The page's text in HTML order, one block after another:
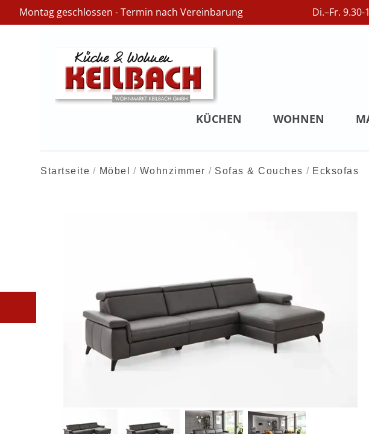
Montag geschlossen - Termin nach Vereinbarung Di.–Fr.
KÜCHEN WOHNEN
Startseite Möbel Wohnzimmer Sofas & Couches Ecksofas